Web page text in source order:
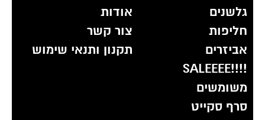
גלשנים
חליפות
אביזרים
!!!!SALEEEE
משומשים
סרף סקייט
אודות
צור קשר
תקנון ותנאי שימוש